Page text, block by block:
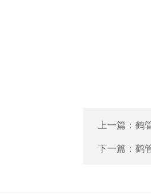
上一篇： 鹤
下一篇： 鹤